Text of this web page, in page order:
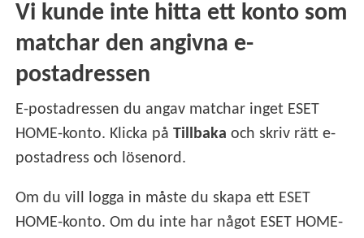
Vi kunde inte hitta ett konto som
matchar den angivna e-
postadressen
E-postadressen du angav matchar inget ESET
HOME-konto. Klicka påTillbaka och skriv rätt e-
postadress och lösenord.
Om du vill logga in måste du skapa ett ESET
HOME-konto. Om du inte har något ESET HOME-